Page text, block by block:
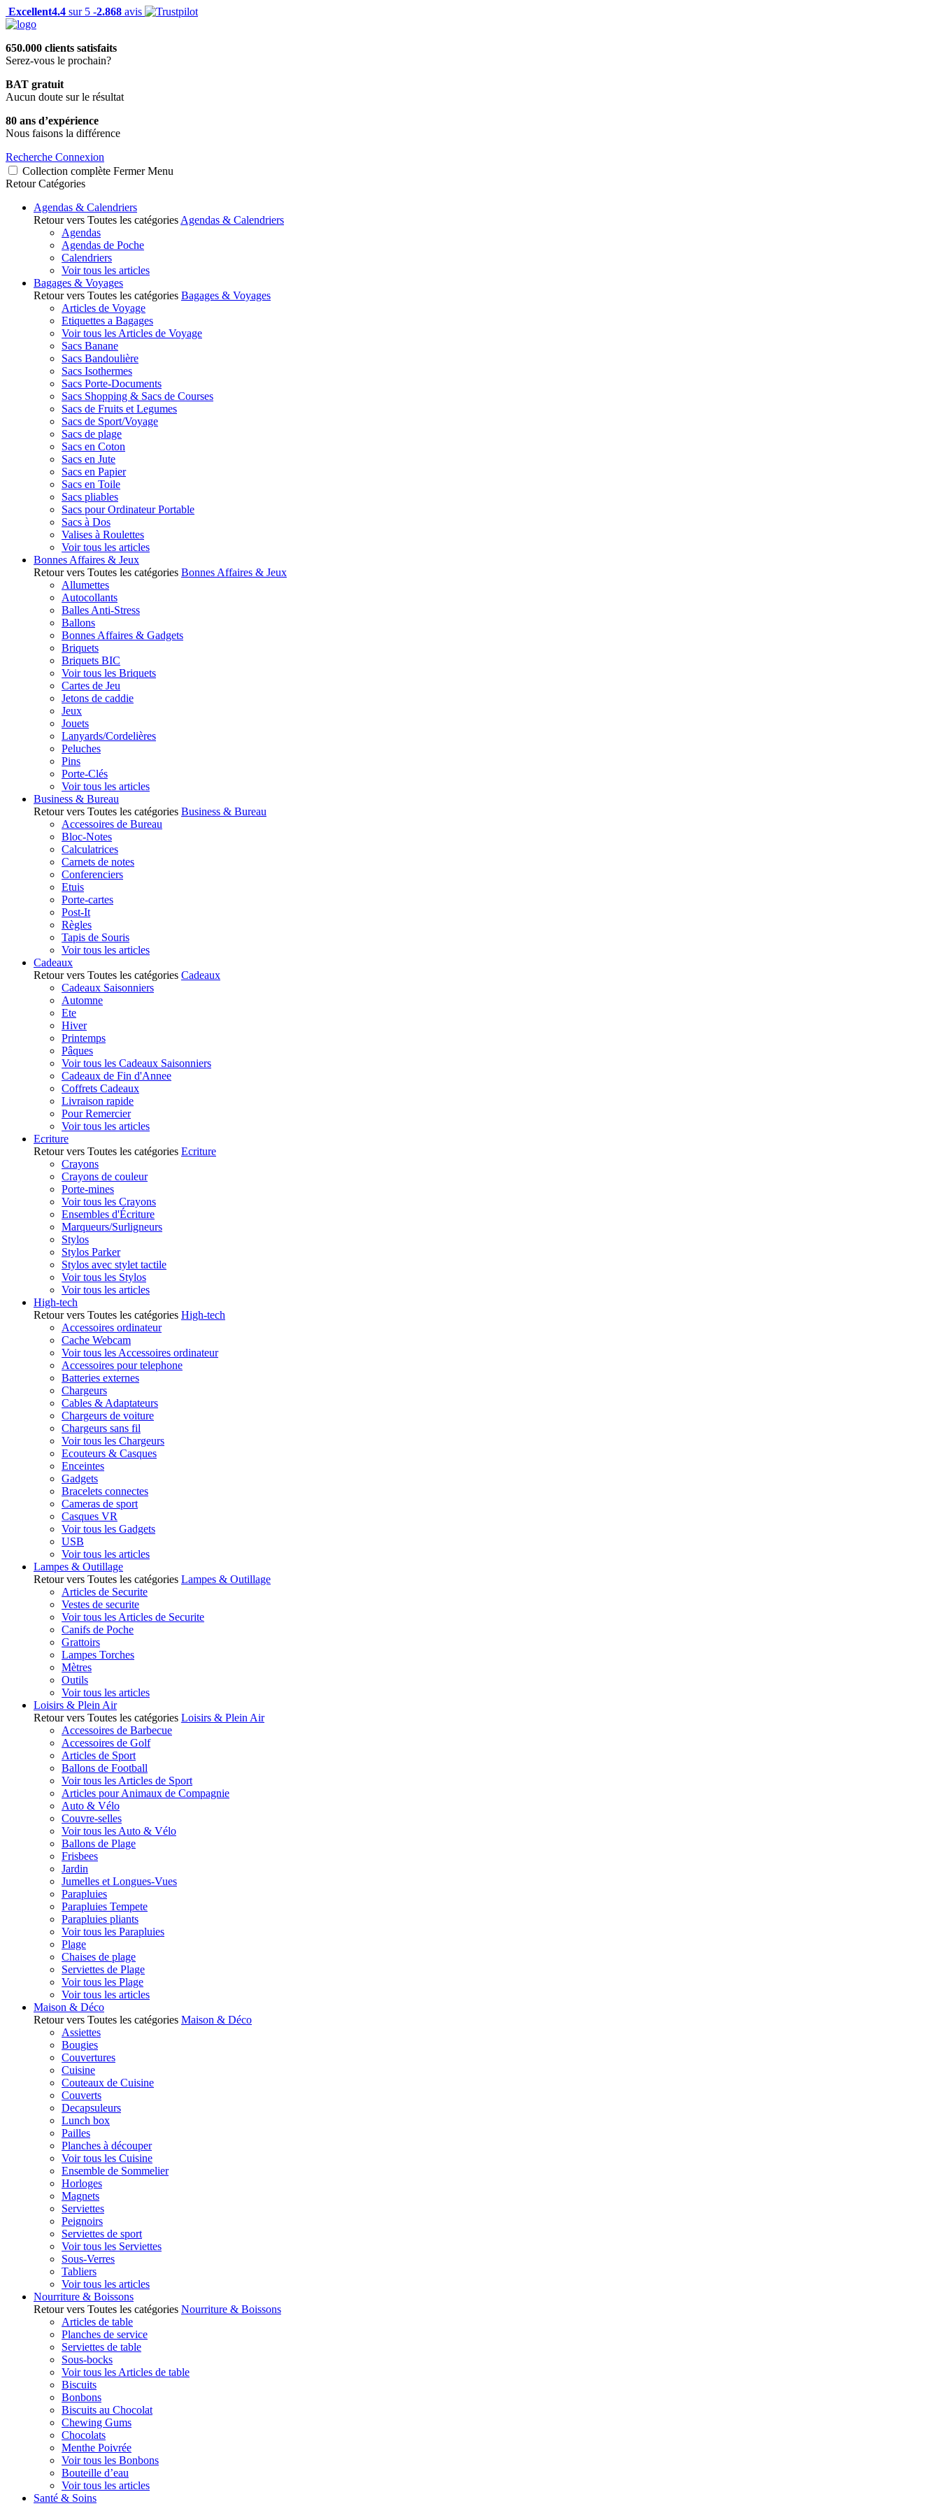
Excellent4.4 sur 5 -2.868 avis
650.000 clients satisfaits
Serez-vous le prochain?
BAT gratuit
Aucun doute sur le résultat
80 ans d’expérience
Nous faisons la différence
Recherche Connexion
Collection complète Fermer Menu
Retour Catégories
Agendas & Calendriers
Retour vers Toutes les catégories Agendas & Calendriers
Agendas
Agendas de Poche
Calendriers
Voir tous les articles
Bagages & Voyages
Retour vers Toutes les catégories Bagages & Voyages
Articles de Voyage
Etiquettes a Bagages
Voir tous les Articles de Voyage
Sacs Banane
Sacs Bandoulière
Sacs Isothermes
Sacs Porte-Documents
Sacs Shopping & Sacs de Courses
Sacs de Fruits et Legumes
Sacs de Sport/Voyage
Sacs de plage
Sacs en Coton
Sacs en Jute
Sacs en Papier
Sacs en Toile
Sacs pliables
Sacs pour Ordinateur Portable
Sacs à Dos
Valises à Roulettes
Voir tous les articles
Bonnes Affaires & Jeux
Retour vers Toutes les catégories Bonnes Affaires & Jeux
Allumettes
Autocollants
Balles Anti-Stress
Ballons
Bonnes Affaires & Gadgets
Briquets
Briquets BIC
Voir tous les Briquets
Cartes de Jeu
Jetons de caddie
Jeux
Jouets
Lanyards/Cordelières
Peluches
Pins
Porte-Clés
Voir tous les articles
Business & Bureau
Retour vers Toutes les catégories Business & Bureau
Accessoires de Bureau
Bloc-Notes
Calculatrices
Carnets de notes
Conferenciers
Etuis
Porte-cartes
Post-It
Règles
Tapis de Souris
Voir tous les articles
Cadeaux
Retour vers Toutes les catégories Cadeaux
Cadeaux Saisonniers
Automne
Ete
Hiver
Printemps
Pâques
Voir tous les Cadeaux Saisonniers
Cadeaux de Fin d'Annee
Coffrets Cadeaux
Livraison rapide
Pour Remercier
Voir tous les articles
Ecriture
Retour vers Toutes les catégories Ecriture
Crayons
Crayons de couleur
Porte-mines
Voir tous les Crayons
Ensembles d'Écriture
Marqueurs/Surligneurs
Stylos
Stylos Parker
Stylos avec stylet tactile
Voir tous les Stylos
Voir tous les articles
High-tech
Retour vers Toutes les catégories High-tech
Accessoires ordinateur
Cache Webcam
Voir tous les Accessoires ordinateur
Accessoires pour telephone
Batteries externes
Chargeurs
Cables & Adaptateurs
Chargeurs de voiture
Chargeurs sans fil
Voir tous les Chargeurs
Ecouteurs & Casques
Enceintes
Gadgets
Bracelets connectes
Cameras de sport
Casques VR
Voir tous les Gadgets
USB
Voir tous les articles
Lampes & Outillage
Retour vers Toutes les catégories Lampes & Outillage
Articles de Securite
Vestes de securite
Voir tous les Articles de Securite
Canifs de Poche
Grattoirs
Lampes Torches
Mètres
Outils
Voir tous les articles
Loisirs & Plein Air
Retour vers Toutes les catégories Loisirs & Plein Air
Accessoires de Barbecue
Accessoires de Golf
Articles de Sport
Ballons de Football
Voir tous les Articles de Sport
Articles pour Animaux de Compagnie
Auto & Vélo
Couvre-selles
Voir tous les Auto & Vélo
Ballons de Plage
Frisbees
Jardin
Jumelles et Longues-Vues
Parapluies
Parapluies Tempete
Parapluies pliants
Voir tous les Parapluies
Plage
Chaises de plage
Serviettes de Plage
Voir tous les Plage
Voir tous les articles
Maison & Déco
Retour vers Toutes les catégories Maison & Déco
Assiettes
Bougies
Couvertures
Cuisine
Couteaux de Cuisine
Couverts
Decapsuleurs
Lunch box
Pailles
Planches à découper
Voir tous les Cuisine
Ensemble de Sommelier
Horloges
Magnets
Serviettes
Peignoirs
Serviettes de sport
Voir tous les Serviettes
Sous-Verres
Tabliers
Voir tous les articles
Nourriture & Boissons
Retour vers Toutes les catégories Nourriture & Boissons
Articles de table
Planches de service
Serviettes de table
Sous-bocks
Voir tous les Articles de table
Biscuits
Bonbons
Biscuits au Chocolat
Chewing Gums
Chocolats
Menthe Poivrée
Voir tous les Bonbons
Bouteille d’eau
Voir tous les articles
Santé & Soins